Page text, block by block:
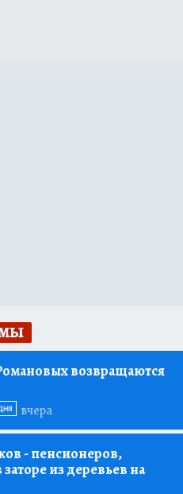
возвращаются
вчера
- пенсионеров,
из деревьев на